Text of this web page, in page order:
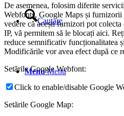
Cautare
Menu Menu
De asemenea, folosim diferite
Webfonts, Google Maps și
vedere că acești furnizori pot colecta
IP, vă permitem să le blocați aici.
reduce semnificativ funcționalitatea
Modificările vor avea efect după ce
Setările Google Webfont:
Click to enable/disable Google
Setările Google Map: